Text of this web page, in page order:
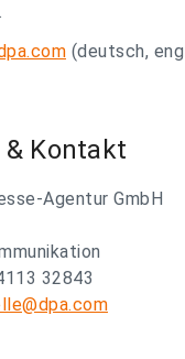
(deutsch,
Kontakt
Agentur GmbH
32843